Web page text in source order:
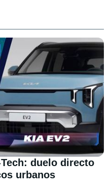
duelo directo
urbanos